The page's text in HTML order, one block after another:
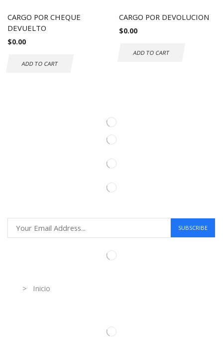
CARGO POR CHEQUE
DEVUELTO
$0.00
ADD TO CART
CARGO POR DEVOLUCION
$0.00
ADD TO CART
> Inicio